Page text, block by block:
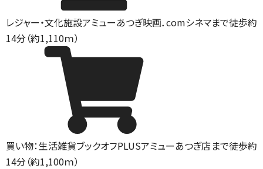
レジャー・文化施設アミューあつぎ映画．comシネマまで徒歩約
14分（約1,110ｍ）
買い物：生活雑貨ブックオフPLUSアミューあつぎ店まで徒歩約
14分（約1,100ｍ）